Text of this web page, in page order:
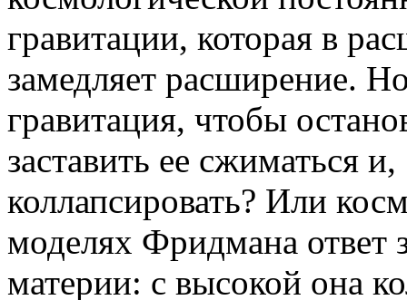
гравитации, которая в
замедляет расширение.
гравитация, чтобы
заставить ее сжиматься
коллапсировать? Или
моделях Фридмана ответ
материи: с высокой она